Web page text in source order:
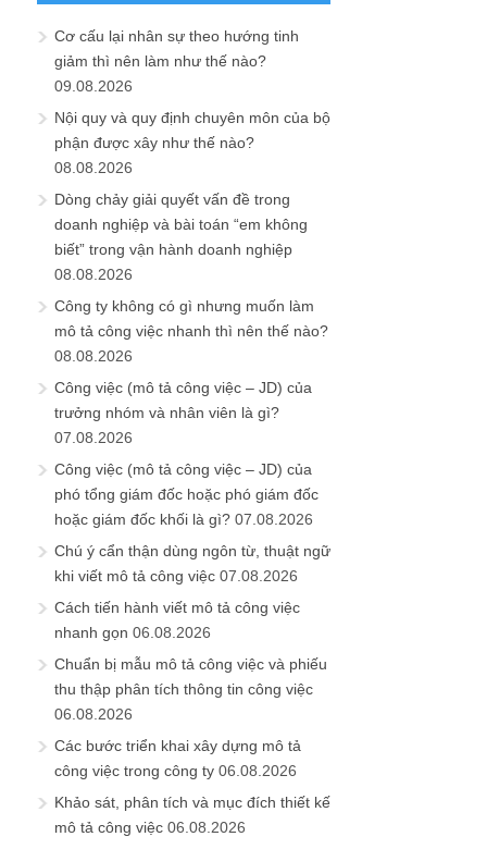
Cơ cấu lại nhân sự theo hướng tinh
giảm thì nên làm như thế nào?
09.08.2026
Nội quy và quy định chuyên môn của bộ
phận được xây như thế nào?
08.08.2026
Dòng chảy giải quyết vấn đề trong
doanh nghiệp và bài toán “em không
biết” trong vận hành doanh nghiệp
08.08.2026
Công ty không có gì nhưng muốn làm
mô tả công việc nhanh thì nên thế nào?
08.08.2026
Công việc (mô tả công việc – JD) của
trưởng nhóm và nhân viên là gì?
07.08.2026
Công việc (mô tả công việc – JD) của
phó tổng giám đốc hoặc phó giám đốc
hoặc giám đốc khối là gì? 07.08.2026
Chú ý cẩn thận dùng ngôn từ, thuật ngữ
khi viết mô tả công việc 07.08.2026
Cách tiến hành viết mô tả công việc
nhanh gọn 06.08.2026
Chuẩn bị mẫu mô tả công việc và phiếu
thu thập phân tích thông tin công việc
06.08.2026
Các bước triển khai xây dựng mô tả
công việc trong công ty 06.08.2026
Khảo sát, phân tích và mục đích thiết kế
mô tả công việc 06.08.2026